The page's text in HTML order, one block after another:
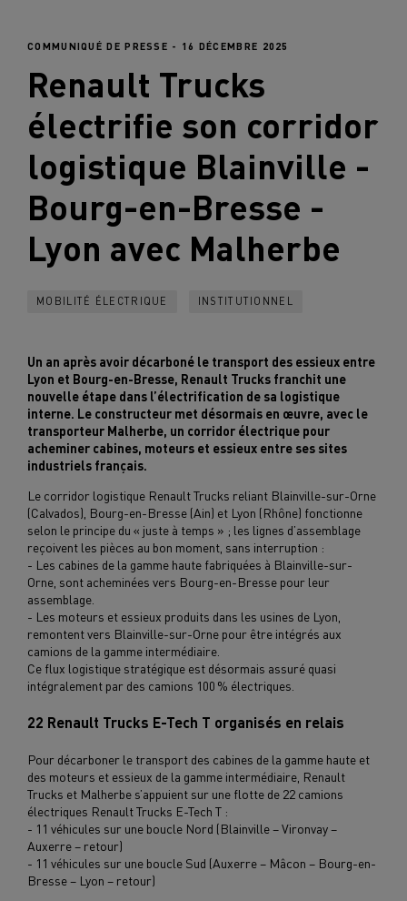
COMMUNIQUÉ DE PRESSE - 16 DÉCEMBRE 2025
Renault Trucks
électrifie son corridor
logistique Blainville -
Bourg-en-Bresse -
Lyon avec Malherbe
MOBILITÉ ÉLECTRIQUE INSTITUTIONNEL
Un an après avoir décarboné le transport des essieux entre
Lyon et Bourg-en-Bresse, Renault Trucks franchit une
nouvelle étape dans l’électrification de sa logistique
interne. Le constructeur met désormais en œuvre, avec le
transporteur Malherbe, un corridor électrique pour
acheminer cabines, moteurs et essieux entre ses sites
industriels français.
Le corridor logistique Renault Trucks reliant Blainville-sur-Orne
(Calvados), Bourg-en-Bresse (Ain) et Lyon (Rhône) fonctionne
selon le principe du « juste à temps » ; les lignes d’assemblage
reçoivent les pièces au bon moment, sans interruption :
- Les cabines de la gamme haute fabriquées à Blainville-sur-
Orne, sont acheminées vers Bourg-en-Bresse pour leur
assemblage.
- Les moteurs et essieux produits dans les usines de Lyon,
remontent vers Blainville-sur-Orne pour être intégrés aux
camions de la gamme intermédiaire.
Ce flux logistique stratégique est désormais assuré quasi
intégralement par des camions 100 % électriques.
22 Renault Trucks E-Tech T organisés en relais
Pour décarboner le transport des cabines de la gamme haute et
des moteurs et essieux de la gamme intermédiaire, Renault
Trucks et Malherbe s’appuient sur une flotte de 22 camions
électriques Renault Trucks E-Tech T :
- 11 véhicules sur une boucle Nord (Blainville– Vironvay –
Auxerre – retour)
- 11 véhicules sur une boucle Sud (Auxerre– Mâcon – Bourg-en-
Bresse – Lyon – retour)